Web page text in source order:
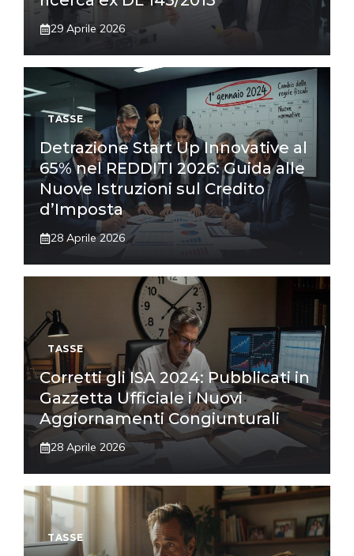
29 Aprile 2026
TASSE
Detrazione Start Up Innovative al
65% nel REDDITI 2026: Guida alle
Nuove Istruzioni sul Credito
d’Imposta
28 Aprile 2026
TASSE
Corretti gli ISA 2024: Pubblicati in
Gazzetta Ufficiale i Nuovi
Aggiornamenti Congiunturali
28 Aprile 2026
TASSE